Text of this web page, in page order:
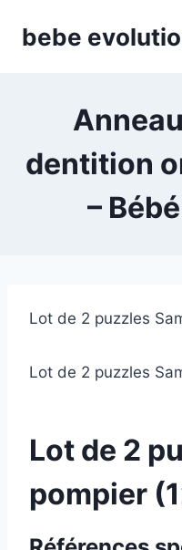
bebe
dentition
–
Lot de 2 puzzles
Lot de 2 puzzles
Lot de 2
pompier